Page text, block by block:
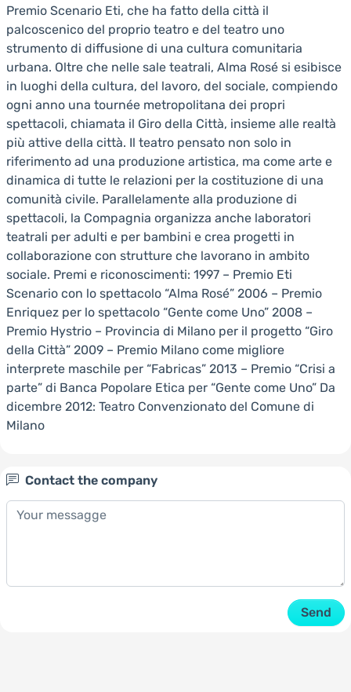
Premio Scenario Eti, che ha fatto della città il
palcoscenico del proprio teatro e del teatro uno
strumento di diffusione di una cultura comunitaria
urbana. Oltre che nelle sale teatrali, Alma Rosé si esibisce
in luoghi della cultura, del lavoro, del sociale, compiendo
ogni anno una tournée metropolitana dei propri
spettacoli, chiamata il Giro della Città, insieme alle realtà
più attive della città. Il teatro pensato non solo in
riferimento ad una produzione artistica, ma come arte e
dinamica di tutte le relazioni per la costituzione di una
comunità civile. Parallelamente alla produzione di
spettacoli, la Compagnia organizza anche laboratori
teatrali per adulti e per bambini e crea progetti in
collaborazione con strutture che lavorano in ambito
sociale. Premi e riconoscimenti: 1997 – Premio Eti
Scenario con lo spettacolo “Alma Rosé” 2006 – Premio
Enriquez per lo spettacolo “Gente come Uno” 2008 –
Premio Hystrio – Provincia di Milano per il progetto “Giro
della Città” 2009 – Premio Milano come migliore
interprete maschile per “Fabricas” 2013 – Premio “Crisi a
parte” di Banca Popolare Etica per “Gente come Uno” Da
dicembre 2012: Teatro Convenzionato del Comune di
Milano
Contact the company
Send